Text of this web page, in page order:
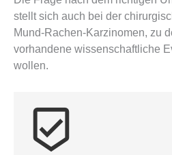
stellt sich auch bei der
Mund-Rachen-Karzinomen, zu
vorhandene wissenschaftliche
wollen.
beenhere